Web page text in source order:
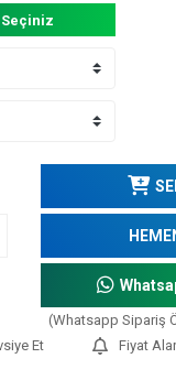
Seçiniz
(Whatsapp Sipariş
Et
Fiyat